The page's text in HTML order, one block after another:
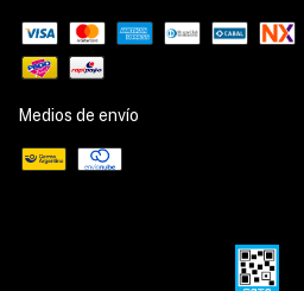
Medios de envío